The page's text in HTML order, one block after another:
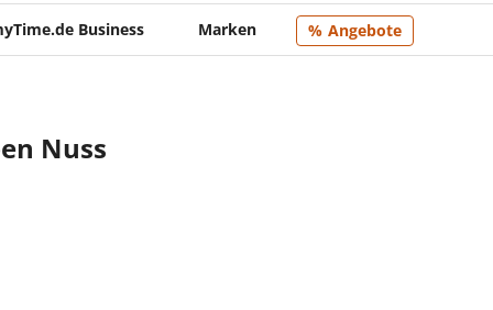
Business Marken Angebote
Nuss